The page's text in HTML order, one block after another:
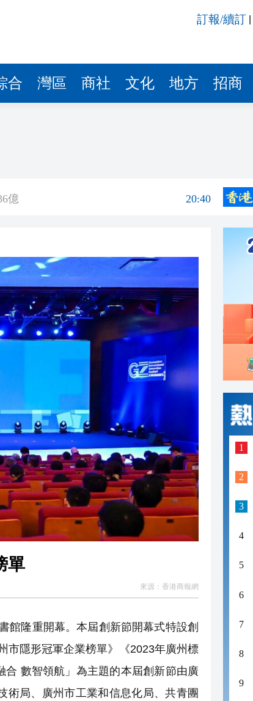
訂報/續訂
合 灣區 商社 文化 地方 招商
20:39
能妄想輕判
暫停3項公職委任
21:04
現代
億
20:40
停3項公職委任
20:55
向現代
20:41
億
20:40
單
來源： 香港商報網
隆重開幕。本屆創新節開幕式特設創
市隱形冠軍企業榜單》《2023年廣州標
數智領航」為主題的本屆創新節由廣
術局、廣州市工業和信息化局、共青團